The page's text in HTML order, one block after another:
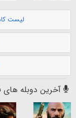
لیست
آخرین دوبله های